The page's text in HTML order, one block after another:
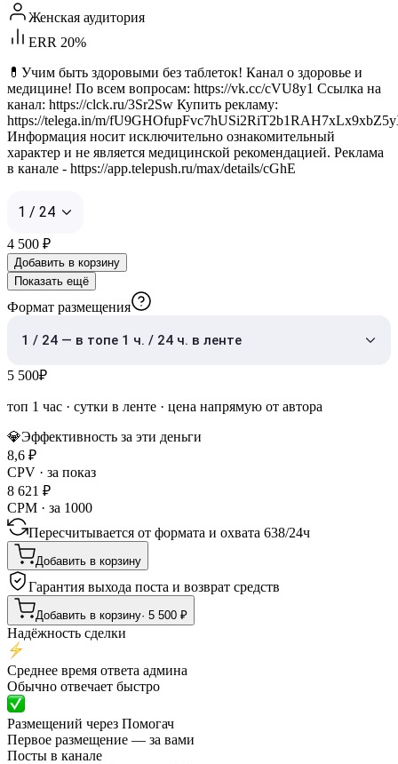
Женская аудитория
ERR 20%
💊Учим быть здоровыми без таблеток! Канал о здоровье и
медицине! По всем вопросам: https://vk.cc/cVU8y1 Ссылка на
канал: https://clck.ru/3Sr2Sw Купить рекламу:
https://telega.in/m/
Информация носит исключительно ознакомительный
характер и не является медицинской рекомендацией. Реклама
в канале - https://app.telepush.ru/max/details/cGhE
1 / 24
4 500 ₽
Добавить в корзину
Показать ещё
Формат размещения
1 / 24 — в топе 1 ч. / 24 ч. в ленте
5 500₽
топ 1 час · сутки в ленте · цена напрямую от автора
💎Эффективность за эти деньги
8,6 ₽
CPV · за показ
8 621 ₽
CPM · за 1000
Пересчитывается от формата и охвата 638/24ч
Добавить в корзину
Гарантия выхода поста и возврат средств
Добавить в корзину· 5 500 ₽
Надёжность сделки
Среднее время ответа админа
Обычно отвечает быстро
Размещений через Помогач
Первое размещение — за вами
Посты в канале